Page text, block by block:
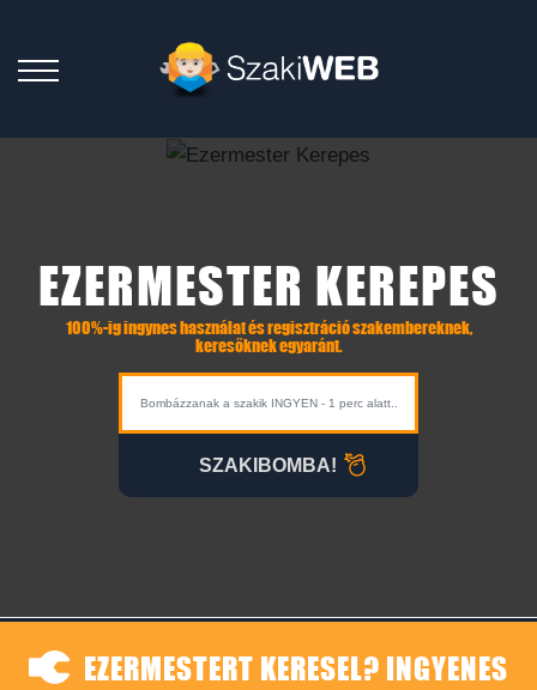
EZERMESTER KEREPES
100%-ig ingynes használat és regisztráció szakembereknek,
keresőknek egyaránt.
SZAKIBOMBA!
EZERMESTERT KERESEL? INGYENES